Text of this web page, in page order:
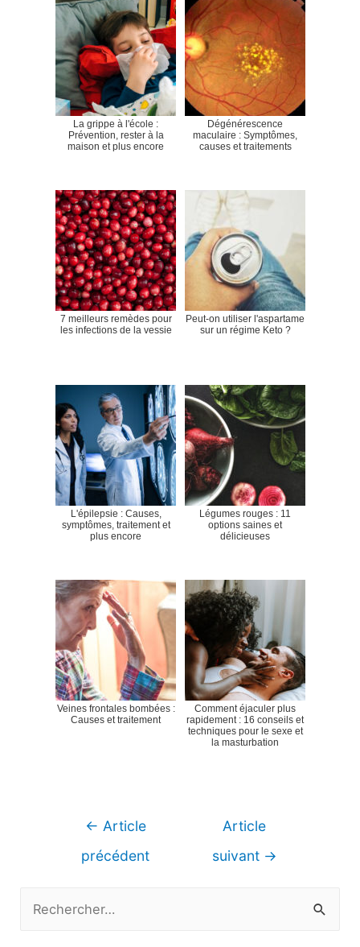
La grippe à l'école :
Prévention, rester à la
maison et plus encore
Dégénérescence
maculaire : Symptômes,
causes et traitements
7 meilleurs remèdes pour
les infections de la vessie
Peut-on utiliser l'aspartame
sur un régime Keto ?
L'épilepsie : Causes,
symptômes, traitement et
plus encore
Légumes rouges : 11
options saines et
délicieuses
Veines frontales bombées :
Causes et traitement
Comment éjaculer plus
rapidement : 16 conseils et
techniques pour le sexe et
la masturbation
Navigation
← Article
précédent
Article
suivant →